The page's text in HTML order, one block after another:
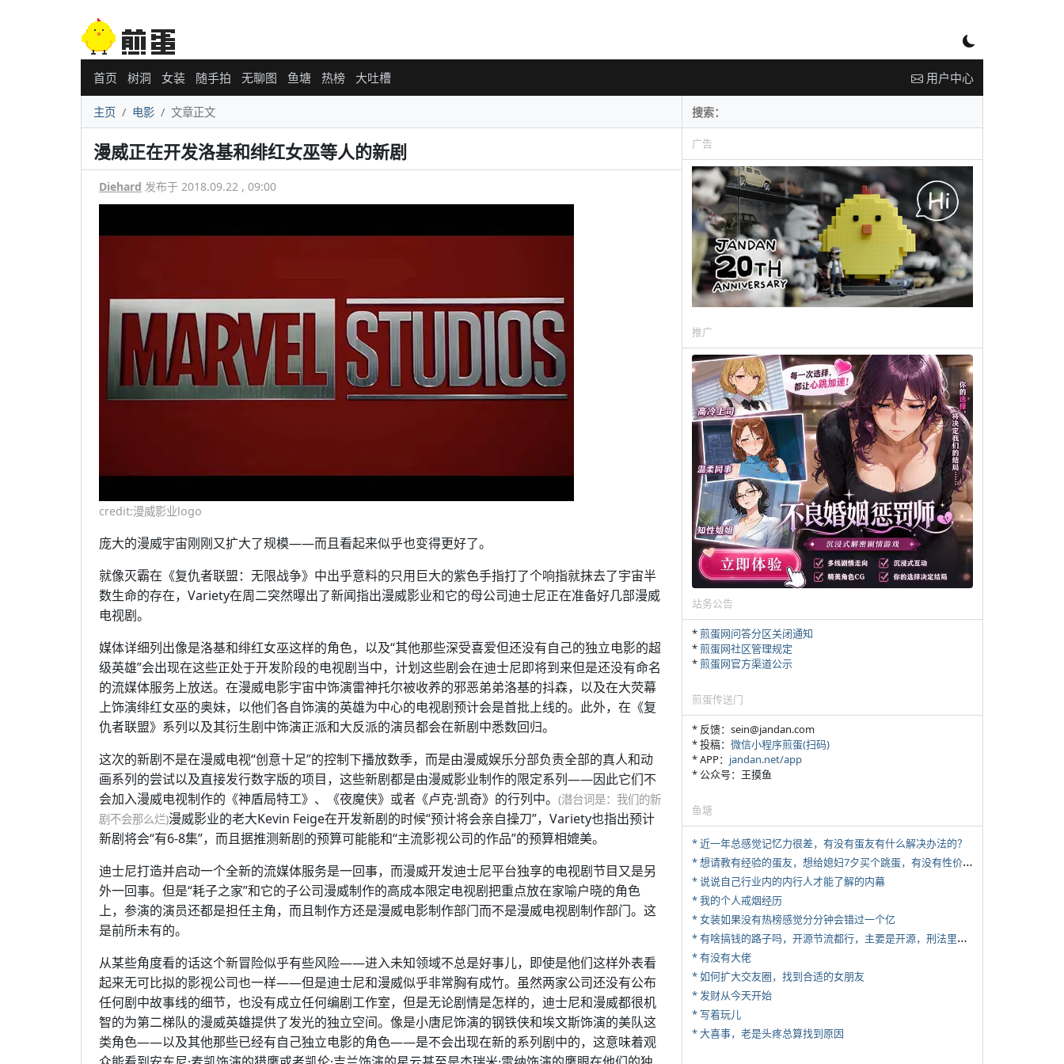
首页 树洞 女装 随手拍 无聊图 鱼塘 热榜 大吐槽 用户中心
主页 电影 文章正文
漫威正在开发洛基和绯红女巫等人的新剧
Diehard 发布于 2018.09.22 , 09:00
credit:漫威影业logo
庞大的漫威宇宙刚刚又扩大了规模——而且看起来似乎也变得更好了。
就像灭霸在《复仇者联盟：无限战争》中出乎意料的只用巨大的紫色手指打了个响指就抹去了宇宙半
数生命的存在，Variety在周二突然曝出了新闻指出漫威影业和它的母公司迪士尼正在准备好几部漫威
电视剧。
媒体详细列出像是洛基和绯红女巫这样的角色，以及“其他那些深受喜爱但还没有自己的独立电影的超
级英雄”会出现在这些正处于开发阶段的电视剧当中，计划这些剧会在迪士尼即将到来但是还没有命名
的流媒体服务上放送。在漫威电影宇宙中饰演雷神托尔被收养的邪恶弟弟洛基的抖森，以及在大荧幕
上饰演绯红女巫的奥妹，以他们各自饰演的英雄为中心的电视剧预计会是首批上线的。此外，在《复
仇者联盟》系列以及其衍生剧中饰演正派和大反派的演员都会在新剧中悉数回归。
这次的新剧不是在漫威电视“创意十足”的控制下播放数季，而是由漫威娱乐分部负责全部的真人和动
画系列的尝试以及直接发行数字版的项目，这些新剧都是由漫威影业制作的限定系列——因此它们不
会加入漫威电视制作的《神盾局特工》、《夜魔侠》或者《卢克·凯奇》的行列中。 (潜台词是：我们的新
剧不会那么烂)漫威影业的老大Kevin Feige在开发新剧的时候“预计将会亲自操刀”，Variety也指出预计
新剧将会“有6-8集”，而且据推测新剧的预算可能能和“主流影视公司的作品”的预算相媲美。
迪士尼打造并启动一个全新的流媒体服务是一回事，而漫威开发迪士尼平台独享的电视剧节目又是另
外一回事。但是“耗子之家”和它的子公司漫威制作的高成本限定电视剧把重点放在家喻户晓的角色
上，参演的演员还都是担任主角，而且制作方还是漫威电影制作部门而不是漫威电视剧制作部门。这
是前所未有的。
从某些角度看的话这个新冒险似乎有些风险——进入未知领域不总是好事儿，即使是他们这样外表看
起来无可比拟的影视公司也一样——但是迪士尼和漫威似乎非常胸有成竹。虽然两家公司还没有公布
任何剧中故事线的细节，也没有成立任何编剧工作室，但是无论剧情是怎样的，迪士尼和漫威都很机
智的为第二梯队的漫威英雄提供了发光的独立空间。像是小唐尼饰演的钢铁侠和埃文斯饰演的美队这
类角色——以及其他那些已经有自己独立电影的角色——是不会出现在新的系列剧中的，这意味着观
广告
推广
站务公告
*煎蛋网问答分区关闭通知
*煎蛋网社区管理规定
*煎蛋网官方渠道公示
煎蛋传送门
* 反馈：sein@jandan.com
* 投稿： 微信小程序煎蛋(扫码)
* APP： jandan.net/app
* 公众号：王摸鱼
鱼塘
* 近一年总感觉记忆力很差，有没有蛋友有什么解决办法的？
*
想请教有经验的蛋友，想给媳妇7夕买个跳蛋，有没有性价比高的推荐
* 说说自己行业内的内行人才能了解的内幕
* 我的个人戒烟经历
* 女装如果没有热榜感觉分分钟会错过一个亿
*
有啥搞钱的路子吗，开源节流都行，主要是开源，刑法里的咱不做
* 有没有大佬
* 如何扩大交友圈，找到合适的女朋友
* 发财从今天开始
* 写着玩儿
* 大喜事，老是头疼总算找到原因